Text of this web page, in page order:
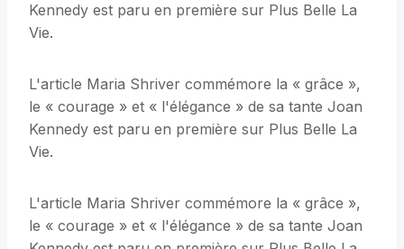
Kennedy est paru en première sur Plus Belle La
Vie.
L'article Maria Shriver commémore la « grâce »,
le « courage » et « l'élégance » de sa tante Joan
Kennedy est paru en première sur Plus Belle La
Vie.
L'article Maria Shriver commémore la « grâce »,
le « courage » et « l'élégance » de sa tante Joan